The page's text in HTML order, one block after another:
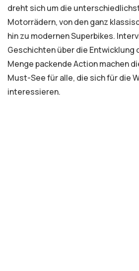
dreht sich um die
Motorrädern, von den ganz
hin zu modernen Superbikes.
Geschichten über die Entwicklung
Menge packende Action machen
Must-See für alle, die sich für die
interessieren.